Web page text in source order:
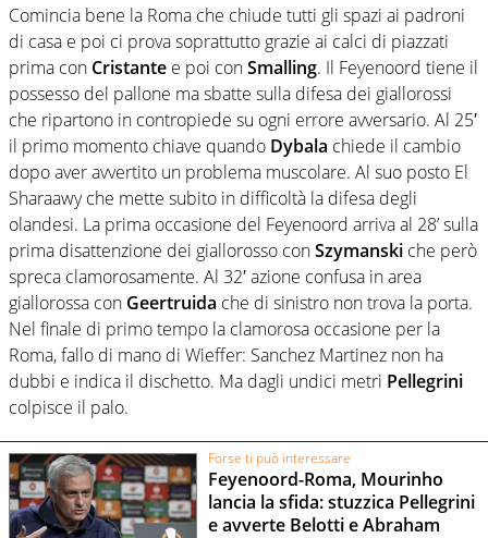
Comincia bene la Roma che chiude tutti gli spazi ai padroni
di casa e poi ci prova soprattutto grazie ai calci di piazzati
prima con Cristante e poi conSmalling. Il Feyenoord tiene il
possesso del pallone ma sbatte sulla difesa dei giallorossi
che ripartono in contropiede su ogni errore avversario. Al 25′
il primo momento chiave quando Dybala chiede il cambio
dopo aver avvertito un problema muscolare. Al suo posto El
Sharaawy che mette subito in difficoltà la difesa degli
olandesi. La prima occasione del Feyenoord arriva al 28’ sulla
prima disattenzione dei giallorosso conSzymanski che però
spreca clamorosamente. Al 32′ azione confusa in area
giallorossa con Geertruida che di sinistro non trova la porta.
Nel finale di primo tempo la clamorosa occasione per la
Roma, fallo di mano di Wieffer: Sanchez Martinez non ha
dubbi e indica il dischetto. Ma dagli undici metri Pellegrini
colpisce il palo.
Forse ti può interessare
Feyenoord-Roma, Mourinho
lancia la sfida: stuzzica Pellegrini
e avverte Belotti e Abraham